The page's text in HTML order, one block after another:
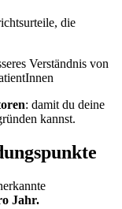
die
Verständnis von
: damit du deine
kannst.
Jahr.